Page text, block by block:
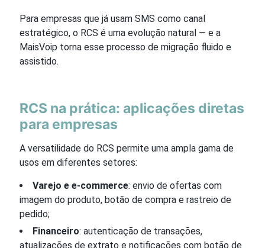
Para empresas que já usam SMS como canal
estratégico, o RCS é uma evolução natural — e a
MaisVoip torna esse processo de migração fluido e
assistido.
RCS na prática: aplicações diretas
para empresas
A versatilidade do RCS permite uma ampla gama de
usos em diferentes setores:
Varejo e e-commerce: envio de ofertas com
imagem do produto, botão de compra e rastreio de
pedido;
Financeiro: autenticação de transações,
atualizações de extrato e notificações com botão de